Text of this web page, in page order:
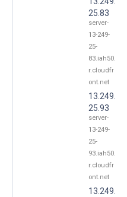
25.83
server-
13-249-
25-
83.iah50.
r.cloudfr
ont.net
13.249.
25.93
server-
13-249-
25-
93.iah50.
r.cloudfr
ont.net
13.249.